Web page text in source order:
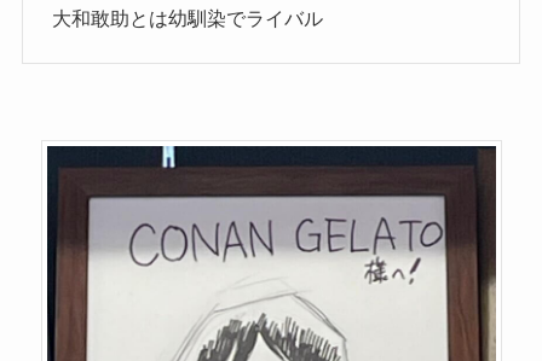
大和敢助とは幼馴染でライバル